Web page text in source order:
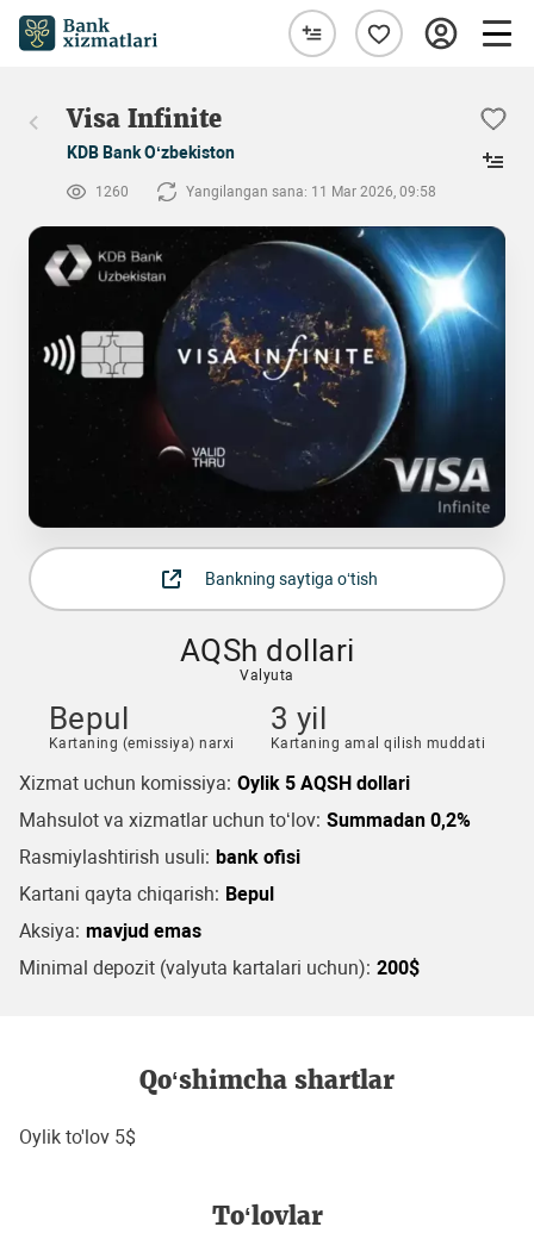
Visa Infinite
KDB Bank O‘zbekiston
1260 Yangilangan sana: 11 Mar 2026, 09:58
Bankning saytiga o‘tish
AQSh dollari
Valyuta
Bepul
Kartaning (emissiya) narxi
3 yil
Kartaning amal qilish muddati
Xizmat uchun komissiya: Oylik 5 AQSH dollari
Mahsulot va xizmatlar uchun to‘lov: Summadan 0,2%
Rasmiylashtirish usuli: bank ofisi
Kartani qayta chiqarish: Bepul
Aksiya: mavjud emas
Minimal depozit (valyuta kartalari uchun): 200$
Qo‘shimcha shartlar
Oylik to'lov 5$
To‘lovlar